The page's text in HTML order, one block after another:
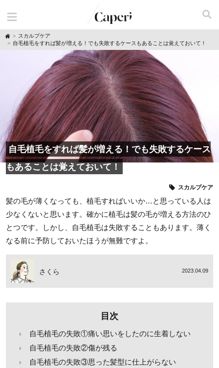
H
o
スカルプケア
自毛植毛をすれば髪が増える！でも失敗するケースもあることは覚えておいて！
自毛植毛をすれば髪が増える！でも失敗するケース
もあることは覚えておいて！
スカルプケア
髪の毛が薄くなっても、植毛すればいいか…と思っている人は
少なくないと思います。確かに植毛は髪の毛が増える方法のひ
とつです。しかし、自毛植毛は失敗することもあります。薄く
なる前に予防しておいたほうが無難ですよ。
さくら 2023.04.09
目次
自毛植毛の失敗①痛い思いをしたのに生着しない
自毛植毛の失敗②傷が残る
自毛植毛の失敗③思った髪型に仕上がらない